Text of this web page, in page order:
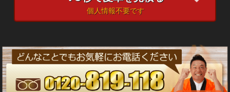
個人情報不要です